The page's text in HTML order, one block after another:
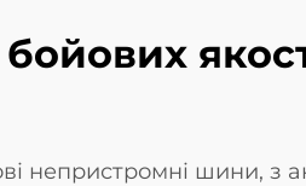
непристромні шини, з